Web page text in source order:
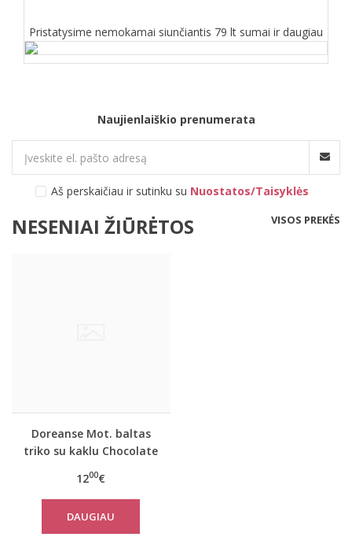
Pristatysime nemokamai siunčiantis 79 lt sumai ir daugiau
Naujienlaiškio prenumerata
Aš perskaičiau ir sutinku su Nuostatos/Taisyklės
NESENIAI ŽIŪRĖTOS VISOS PREKĖS
Doreanse Mot. baltas
triko su kaklu Chocolate
1200€
DAUGIAU